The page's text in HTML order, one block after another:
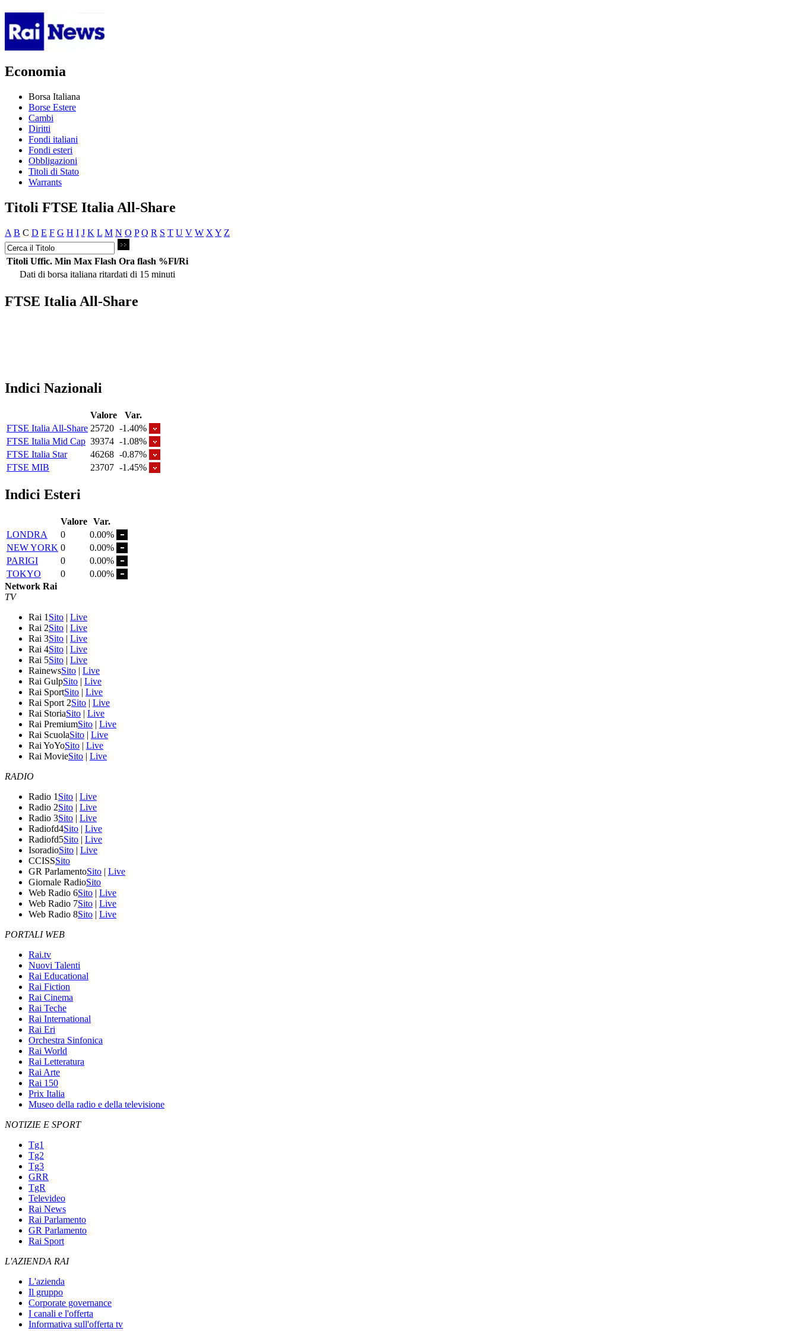
Economia
Borsa Italiana
Borse Estere
Cambi
Diritti
Fondi italiani
Fondi esteri
Obbligazioni
Titoli di Stato
Warrants
Titoli FTSE Italia All-Share
A B C D E F G H I J K L M N O P Q R S T U V W X Y Z
Titoli Uffic. Min Max Flash Ora flash %Fl/Ri
Dati di borsa italiana ritardati di 15 minuti
FTSE Italia All-Share
Indici Nazionali
Valore
Var.
FTSE Italia All-Share 25720 -1.40%
FTSE Italia Mid Cap 39374 -1.08%
FTSE Italia Star
46268 -0.87%
FTSE MIB
23707 -1.45%
Indici Esteri
Valore Var.
LONDRA
0
0.00%
NEW YORK 0
0.00%
PARIGI
0
0.00%
TOKYO
0
0.00%
Network Rai
TV
Rai 1 Sito | Live
Rai 2Sito | Live
Rai 3Sito | Live
Rai 4Sito | Live
Rai 5Sito | Live
RainewsSito | Live
Rai GulpSito | Live
Rai SportSito | Live
Rai Sport 2Sito | Live
Rai StoriaSito | Live
Rai PremiumSito | Live
Rai ScuolaSito | Live
Rai YoYoSito | Live
Rai MovieSito | Live
RADIO
Radio 1 Sito | Live
Radio 2Sito | Live
Radio 3Sito | Live
Radiofd4Sito | Live
Radiofd5Sito | Live
IsoradioSito | Live
CCISSSito
GR ParlamentoSito | Live
Giornale RadioSito
Web Radio 6Sito | Live
Web Radio 7Sito | Live
Web Radio 8Sito | Live
PORTALI WEB
Rai.tv
Nuovi Talenti
Rai Educational
Rai Fiction
Rai Cinema
Rai Teche
Rai International
Rai Eri
Orchestra Sinfonica
Rai World
Rai Letteratura
Rai Arte
Rai 150
Prix Italia
Museo della radio e della televisione
NOTIZIE E SPORT
Tg1
Tg2
Tg3
GRR
TgR
Televideo
Rai News
Rai Parlamento
GR Parlamento
Rai Sport
L'AZIENDA RAI
L'azienda
Il gruppo
Corporate governance
I canali e l'offerta
Informativa sull'offerta tv